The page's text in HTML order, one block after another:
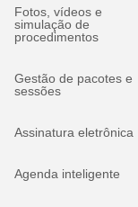
Fotos, vídeos e
simulação de
procedimentos
Gestão de pacotes e
sessões
Assinatura eletrônica
Agenda inteligente